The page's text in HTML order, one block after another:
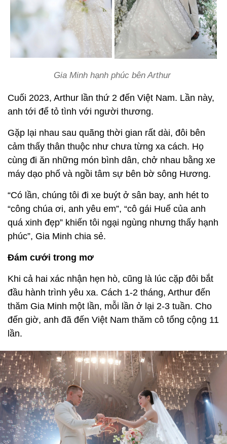
Gia Minh hạnh phúc bên Arthur
Cuối 2023, Arthur lần thứ 2 đến Việt Nam. Lần này,
anh tới để tỏ tình với người thương.
Gặp lại nhau sau quãng thời gian rất dài, đôi bên
cảm thấy thân thuộc như chưa từng xa cách. Họ
cùng đi ăn những món bình dân, chở nhau bằng xe
máy dạo phố và ngồi tâm sự bên bờ sông Hương.
“Có lần, chúng tôi đi xe buýt ở sân bay, anh hét to
“công chúa ơi, anh yêu em”, “cô gái Huế của anh
quá xinh đẹp” khiến tôi ngại ngùng nhưng thấy hạnh
phúc”, Gia Minh chia sẻ.
Đám cưới trong mơ
Khi cả hai xác nhận hẹn hò, cũng là lúc cặp đôi bắt
đầu hành trình yêu xa. Cách 1-2 tháng, Arthur đến
thăm Gia Minh một lần, mỗi lần ở lại 2-3 tuần. Cho
đến giờ, anh đã đến Việt Nam thăm cô tổng cộng 11
lần.